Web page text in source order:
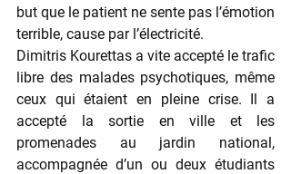
but que le patient ne sente pas l’émotion
terrible, cause par l’électricité.
Dimitris Kourettas a vite accepté le trafic
libre des malades psychotiques, même
ceux qui étaient en pleine crise. Il a
accepté la sortie en ville et les
promenades au jardin national,
accompagnée d’un ou deux étudiants